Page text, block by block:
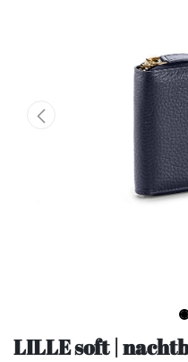
LILLE soft |